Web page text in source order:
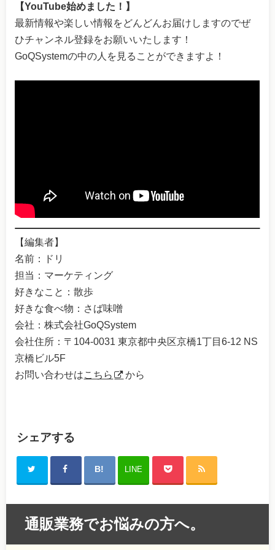
【YouTube始めました！】
最新情報や楽しい情報をどんどんお届けしますのでぜ
ひチャンネル登録をお願いいたします！
GoQSystemの中の人を見ることができますよ！
【編集者】
名前：ドリ
担当：マーケティング
好きなこと：散歩
好きな食べ物：さば味噌
会社：株式会社GoQSystem
会社住所：〒104-0031 東京都中央区京橋1丁目6-12 NS
京橋ビル5F
お問い合わせはこちら から
シェアする
LINE
通販業務でお悩みの方へ。